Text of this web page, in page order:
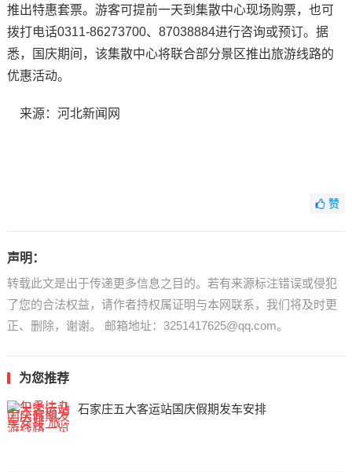
推出特惠套票。游客可提前一天到集散中心现场购票，也可
拨打电话0311-86273700、87038884进行咨询或预订。据
悉，国庆期间，该集散中心将联合部分景区推出旅游线路的
优惠活动。
来源：河北新闻网
赞
声明：
转载此文是出于传递更多信息之目的。若有来源标注错误或侵犯
了您的合法权益，请作者持权属证明与本网联系，我们将及时更
正、删除，谢谢。 邮箱地址：3251417625@qq.com。
为您推荐
石家庄五大客运站国庆假期发车安排